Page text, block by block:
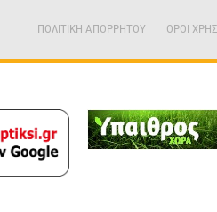
ΠΟΛΙΤΙΚΗ ΑΠΟΡΡΗΤΟΥ ΟΡΟΙ